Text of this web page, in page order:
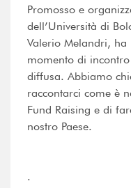
Promosso e
dell’Università di
Valerio Melandri,
momento di
diffusa. Abbiamo
raccontarci come è
Fund Raising e di
nostro Paese.
.